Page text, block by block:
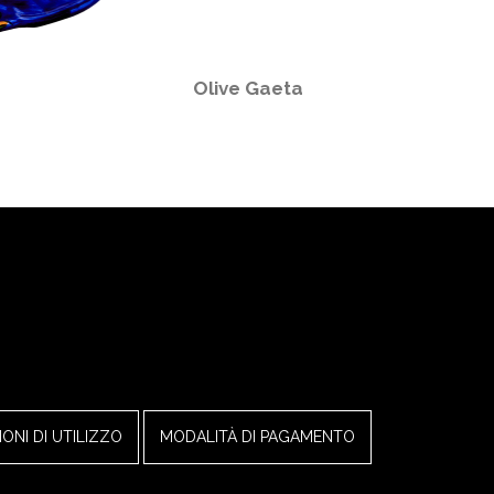
Caciocavallo affumicato 1000 g
DI UTILIZZO MODALITÀ DI PAGAMENTO